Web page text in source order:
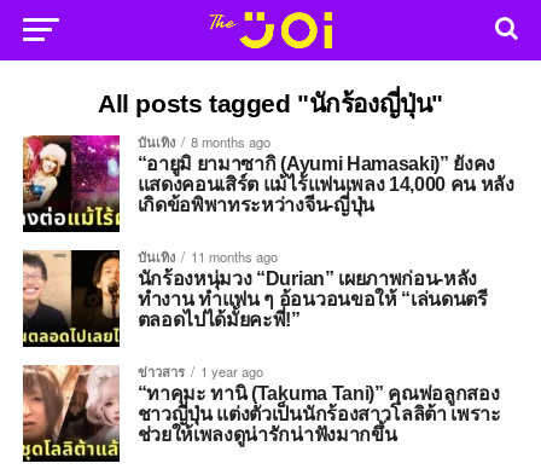
All posts tagged "นักร้องญี่ปุ่น"
บันเทิง 8 months ago
“อายูมิ ยามาซากิ (Ayumi Hamasaki)” ยังคง
แสดงคอนเสิร์ต แม้ไร้แฟนเพลง 14,000 คน หลัง
เกิดข้อพิพาทระหว่างจีน-ญี่ปุ่น
บันเทิง 11 months ago
นักร้องหนุ่มวง “Durian” เผยภาพก่อน-หลัง
ทำงาน ทำแฟน ๆ อ้อนวอนขอให้ “เล่นดนตรี
ตลอดไปได้มั้ยคะพี่!”
ข่าวสาร 1 year ago
“ทาคุมะ ทานิ (Takuma Tani)” คุณพ่อลูกสอง
ชาวญี่ปุ่น แต่งตัวเป็นนักร้องสาวโลลิต้า เพราะ
ช่วยให้เพลงดูน่ารักน่าฟังมากขึ้น